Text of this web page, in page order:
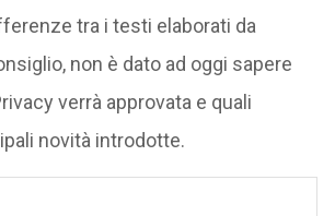
tra i testi elaborati da
non è dato ad oggi sapere
verrà approvata e quali
novità introdotte.